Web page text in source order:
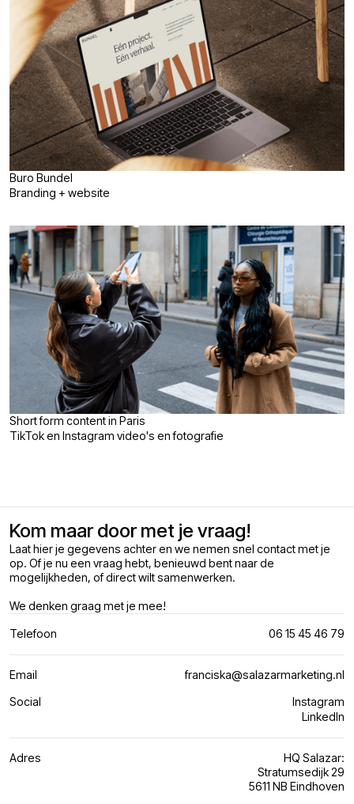
Buro Bundel
Branding + website
Short form content in Paris
TikTok en Instagram video's en fotografie
Kom maar door met je vraag!
Laat hier je gegevens achter en we nemen snel contact met je
op. Of je nu een vraag hebt, benieuwd bent naar de
mogelijkheden, of direct wilt samenwerken.
We denken graag met je mee!
Telefoon 06 15 45 46 79
Email
franciska@salazarmarketing.nl
Social
Instagram
LinkedIn
Adres
HQ Salazar:
Stratumsedijk 29
5611 NB Eindhoven